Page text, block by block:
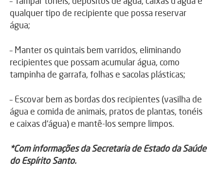
qualquer tipo de recipiente que possa reservar
água;
– Manter os quintais bem varridos, eliminando
recipientes que possam acumular água, como
tampinha de garrafa, folhas e sacolas plásticas;
– Escovar bem as bordas dos recipientes (vasilha de
água e comida de animais, pratos de plantas, tonéis
e caixas d’água) e mantê-los sempre limpos.
*Com informações da Secretaria de Estado da Saúde
do Espírito Santo.